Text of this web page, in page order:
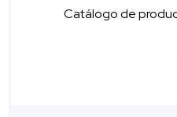
Catálogo de